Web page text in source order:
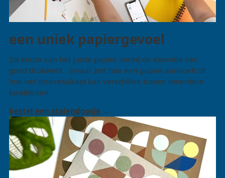
een uniek papiergevoel
De keuze van het juiste papier vormt de essentie van
goed drukwerk. Ervaar zelf hoe een papier aanvoelt of
hoe het drukresultaat kan verschillen tussen meerdere
kwaliteiten.
bestel een stalendoosje